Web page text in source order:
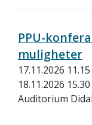
PPU-
muligheter
17.11.2026 11.15
18.11.2026 15.30
Auditorium